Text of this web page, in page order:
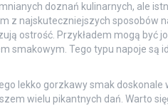
doznań kulinarnych, ale
z najskuteczniejszych sposobów
ostrość. Przykładem mogą być
smakowym. Tego typu napoje są
lekko gorzkawy smak doskonale
wielu pikantnych dań. Warto